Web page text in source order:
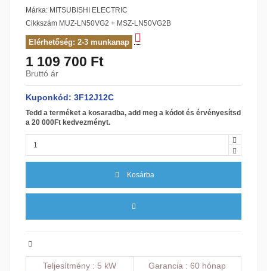
Márka: MITSUBISHI ELECTRIC
Cikkszám MUZ-LN50VG2 + MSZ-LN50VG2B
Elérhetőség: 2-3 munkanap
1 109 700 Ft
Bruttó ár
Kuponkód: 3F12J12C
Tedd a terméket a kosaradba, add meg a kódot és érvényesítsd
a 20 000Ft kedvezményt.
Kosárba
Teljesítmény 5 kW Garancia
60 hónap